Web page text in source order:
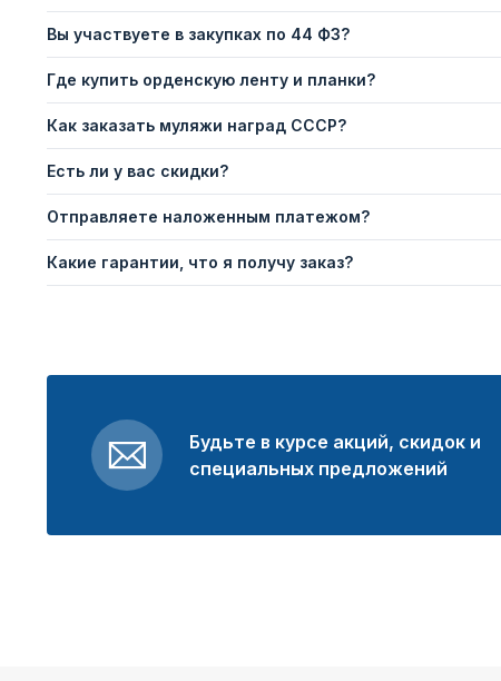
Вы участвуете в закупках по 44 ФЗ?
Где купить орденскую ленту и планки?
Как заказать муляжи наград СССР?
Есть ли у вас скидки?
Отправляете наложенным платежом?
Какие гарантии, что я получу заказ?
Будьте в курсе акций, скидок и
специальных предложений